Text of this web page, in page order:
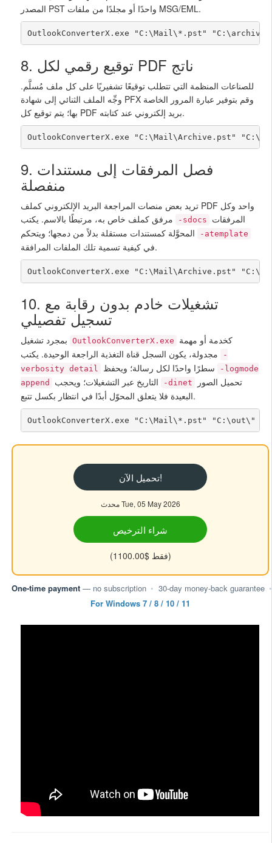
المصدر PST واحدًا أو مجلدًا من ملفات MSG/EML.
OutlookConverterX.exe "C:\Mail\*.pst"
8. توقيع رقمي لكل PDF ناتج
للصناعات المنظمة التي تتطلب توقيعًا تشفيريًا على كل ملف مُسلَّم.
وجِّه الملف الثنائي إلى شهادة PFX وقم بتوفير عبارة المرور الخاصة
بها؛ يتم توقيع كل PDF بريد إلكتروني عند كتابته.
OutlookConverterX.exe "C:\Mail\Archive.pst"
9. فصل المرفقات إلى مستندات
منفصلة
تريد بعض منصات المراجعة البريد الإلكتروني كملف PDF واحد وكل
-sdocs
-atemplate
في كيفية تسمية تلك الملفات المرافقة.
OutlookConverterX.exe "C:\Mail\Archive.pst"
10. تشغيلات خادم بدون رقابة مع
تسجيل تفصيلي
OutlookConverterX.exe
-
verbosity detail
-logmode
append
-dinet
البعيدة فلا يتعلق المحوّل أبدًا في انتظار بكسل تتبع.
OutlookConverterX.exe "C:\Mail\*.pst" "C:\out\" -
تحميل الآن!
محدث Tue, 05 May 2026
شراء الترخيص
(فقط $1100.00)
One-time payment — no subscription • 30-day money-back guarantee •
For Windows 7 / 8 / 10 / 11